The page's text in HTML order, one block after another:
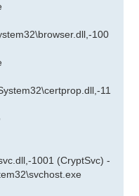
100
11
1001 (CryptSvc) -